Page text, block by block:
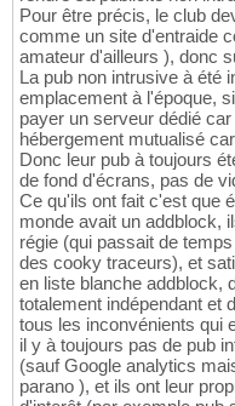
Pour être précis, le club
comme un site d'entraide
amateur d'ailleurs ), donc
La pub non intrusive à été
emplacement à l'époque,
payer un serveur dédié
hébergement mutualisé
Donc leur pub à toujours
de fond d'écrans, pas de
Ce qu'ils ont fait c'est que
monde avait un addblock,
régie (qui passait de
des cooky traceurs), et
en liste blanche addblock,
totalement indépendant et
tous les inconvénients qui
il y à toujours pas de pub
(sauf Google analytics
parano ), et ils ont leur